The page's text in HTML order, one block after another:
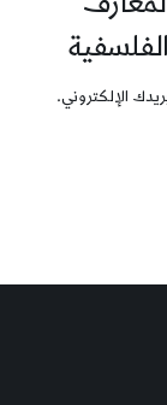
الإلكتروني.